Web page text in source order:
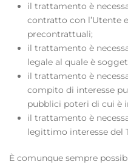
il trattamento è
contratto con l’Utente
precontrattuali;
il trattamento è
legale al quale è
il trattamento è
compito di interesse
pubblici poteri di cui è
il trattamento è
legittimo interesse del
È comunque sempre